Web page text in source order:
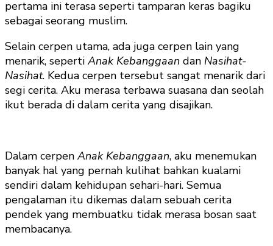
pertama ini terasa seperti tamparan keras bagiku
sebagai seorang muslim.
Selain cerpen utama, ada juga cerpen lain yang
menarik, sepertiAnak Kebanggaan dan Nasihat-
Nasihat. Kedua cerpen tersebut sangat menarik dari
segi cerita. Aku merasa terbawa suasana dan seolah
ikut berada di dalam cerita yang disajikan.
Dalam cerpenAnak Kebanggaan, aku menemukan
banyak hal yang pernah kulihat bahkan kualami
sendiri dalam kehidupan sehari-hari. Semua
pengalaman itu dikemas dalam sebuah cerita
pendek yang membuatku tidak merasa bosan saat
membacanya.